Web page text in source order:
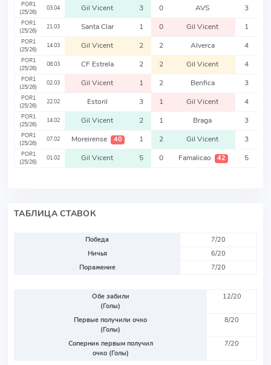
POR1
(25/26)
03.04 Gil Vicent 3 0 AVS 3
POR1
(25/26)
21.03 Santa Clar 1 0 Gil Vicent 1
POR1
(25/26)
14.03 Gil Vicent 2 2 Alverca 4
POR1
(25/26)
08.03 CF Estrela 2 2 Gil Vicent 4
POR1
(25/26)
02.03 Gil Vicent 1 2 Benfica 3
POR1
(25/26)
22.02 Estoril 3 1 Gil Vicent 4
POR1
(25/26)
14.02 Gil Vicent 2 1 Braga 3
POR1
(25/26)
07.02 Moreirense 40 1 2 Gil Vicent 3
POR1
(25/26)
01.02 Gil Vicent 5 0 Famalicao 42 5
ТАБЛИЦА СТАВОК
Победа
7/20
Ничья
6/20
Поражение
7/20
Обе забили
(Голы)
12/20
Первые получили очко
(Голы)
8/20
Соперник первым получил
очко (Голы)
7/20